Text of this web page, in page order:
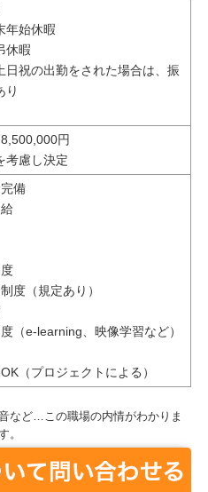
年始休暇
休暇
祝の出勤をされた場合は、振
り
円
考慮し決定
備
度（規定あり）
（e-learning、映像学習など）
（プロジェクトによる）
など…この職場の内情がわかりま
。